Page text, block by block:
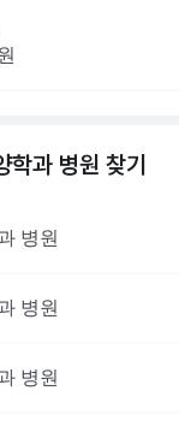
학과 병원 찾기
병원
병원
병원